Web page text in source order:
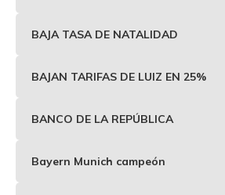
BAJA TASA DE NATALIDAD
BAJAN TARIFAS DE LUIZ EN 25%
BANCO DE LA REPÚBLICA
Bayern Munich campeón